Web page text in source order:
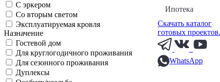
Ипотека
Скачать каталог
готовых
WhatsApp
С эркером
Со вторым светом
Эксплуатируемая кровля
Назначение
Гостевой дом
Для круглогодичного проживания
Для сезонного проживания
Дуплексы